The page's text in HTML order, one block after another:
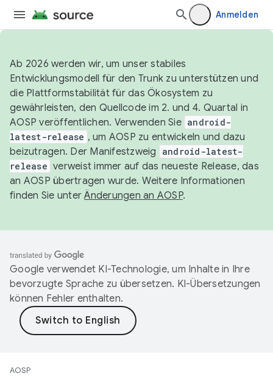
Anmelden
Ab 2026 werden wir, um unser stabiles
Entwicklungsmodell für den Trunk zu unterstützen und
die Plattformstabilität für das Ökosystem zu
gewährleisten, den Quellcode im 2. und 4. Quartal in
AOSP veröffentlichen. Verwenden Sie android-
latest-release , um AOSP zu entwickeln und dazu
beizutragen. Der Manifestzweig
android-latest-
release verweist immer auf das neueste Release, das
an AOSP übertragen wurde. Weitere Informationen
finden Sie unterÄnderungen an AOSP.
Google verwendet KI-Technologie, um Inhalte in Ihre
bevorzugte Sprache zu übersetzen. KI-Übersetzungen
können Fehler enthalten.
AOSP